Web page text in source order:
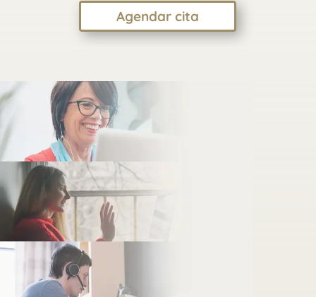
Agendar cita